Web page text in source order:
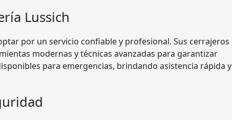
Lussich
por un servicio confiable y profesional. Sus cerrajeros
modernas y técnicas avanzadas para garantizar
para emergencias, brindando asistencia rápida y